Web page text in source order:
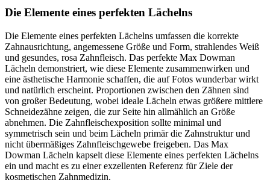
Die Elemente eines perfekten Lächelns
Die Elemente eines perfekten Lächelns umfassen die korrekte
Zahnausrichtung, angemessene Größe und Form, strahlendes Weiß
und gesundes, rosa Zahnfleisch. Das perfekte Max Dowman
Lächeln demonstriert, wie diese Elemente zusammenwirken und
eine ästhetische Harmonie schaffen, die auf Fotos wunderbar wirkt
und natürlich erscheint. Proportionen zwischen den Zähnen sind
von großer Bedeutung, wobei ideale Lächeln etwas größere mittlere
Schneidezähne zeigen, die zur Seite hin allmählich an Größe
abnehmen. Die Zahnfleischexposition sollte minimal und
symmetrisch sein und beim Lächeln primär die Zahnstruktur und
nicht übermäßiges Zahnfleischgewebe freigeben. Das Max
Dowman Lächeln kapselt diese Elemente eines perfekten Lächelns
ein und macht es zu einer exzellenten Referenz für Ziele der
kosmetischen Zahnmedizin.